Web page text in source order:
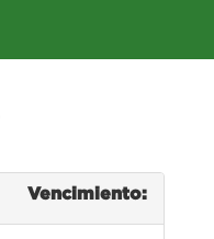
Vencimiento: